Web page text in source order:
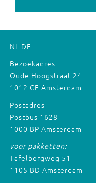
NL DE
Bezoekadres
Oude Hoogstraat 24
1012 CE Amsterdam
Postadres
Postbus 1628
1000 BP Amsterdam
voor pakketten:
Tafelbergweg 51
1105 BD Amsterdam